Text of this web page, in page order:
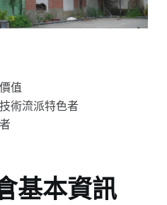
值
術流派特色者
基本資訊